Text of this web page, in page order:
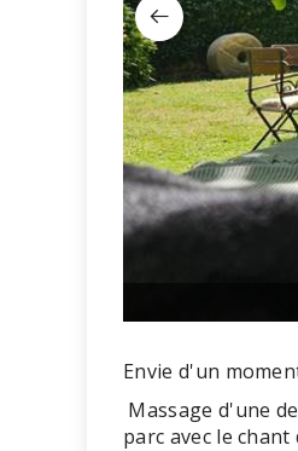
Envie d'un
Massage d'une
parc avec le